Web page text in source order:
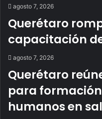
agosto 7, 2026
Querétaro
capacitación
agosto 7, 2026
Querétaro
para
humanos en